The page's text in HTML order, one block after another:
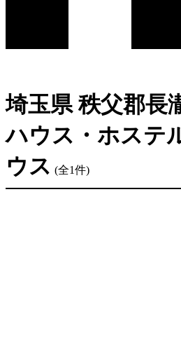
埼玉県 秩父郡長
ハウス・ホステ
ウス (全1件)